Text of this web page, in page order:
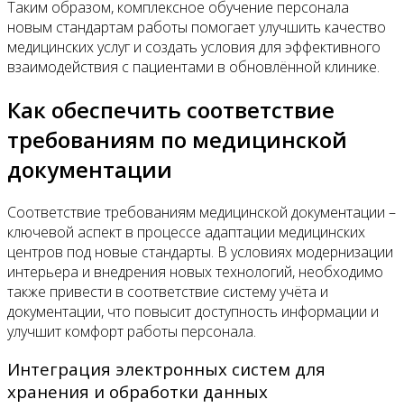
Таким образом, комплексное обучение персонала
новым стандартам работы помогает улучшить качество
медицинских услуг и создать условия для эффективного
взаимодействия с пациентами в обновлённой клинике.
Как обеспечить соответствие
требованиям по медицинской
документации
Соответствие требованиям медицинской документации –
ключевой аспект в процессе адаптации медицинских
центров под новые стандарты. В условиях модернизации
интерьера и внедрения новых технологий, необходимо
также привести в соответствие систему учёта и
документации, что повысит доступность информации и
улучшит комфорт работы персонала.
Интеграция электронных систем для
хранения и обработки данных